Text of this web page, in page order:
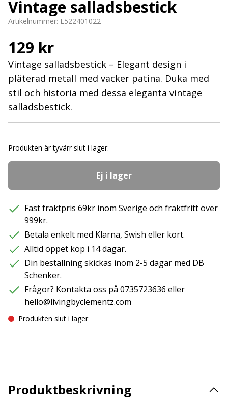
Vintage salladsbestick
Artikelnummer: L522401022
129 kr
Vintage salladsbestick – Elegant design i
pläterad metall med vacker patina. Duka med
stil och historia med dessa eleganta vintage
salladsbestick.
Produkten är tyvärr slut i lager.
Ej i lager
Fast fraktpris 69kr inom Sverige och fraktfritt över
999kr.
Betala enkelt med Klarna, Swish eller kort.
Alltid öppet köp i 14 dagar.
Din beställning skickas inom 2-5 dagar med DB
Schenker.
Frågor? Kontakta oss på 0735723636 eller
hello@livingbyclementz.com
Produkten slut i lager
Produktbeskrivning